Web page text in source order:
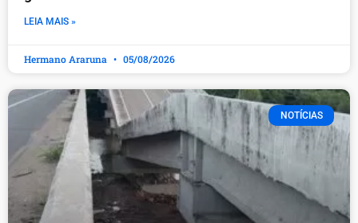
LEIA MAIS »
Hermano Araruna 05/08/2026
NOTÍCIAS